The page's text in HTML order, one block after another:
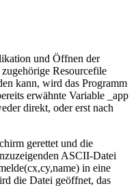
und Öffnen der
Resourcefile
kann, wird das Programm
erwähnte Variable _app
direkt, oder erst nach
gerettet und die
ASCII-Datei
in eine
die Datei geöffnet, das